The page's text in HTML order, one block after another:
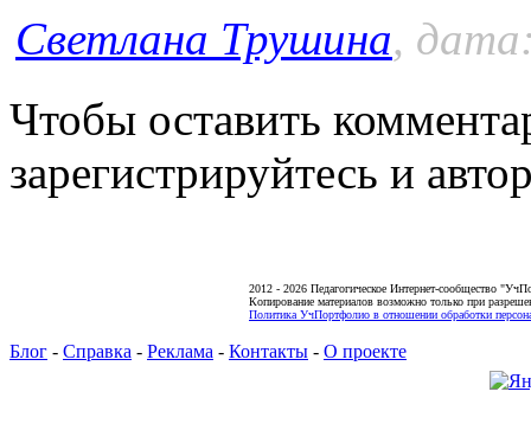
Светлана Трушина,
Чтобы оставить
зарегистрируйтесь и
2012 - 2026 Педагогическое Интернет-сообщество
Копирование материалов возможно только при
Политика УчПортфолио в отношении обработки
Блог - Справка - Реклама - Контакты - О проекте